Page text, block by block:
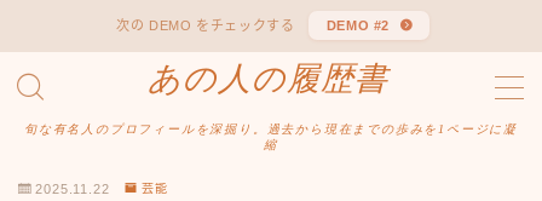
次の DEMO をチェックする DEMO #2
あの人の履歴書
旬な有名人のプロフィールを深掘り。過去から現在までの歩みを1ページに凝
縮
MENU
2025.11.22 芸能